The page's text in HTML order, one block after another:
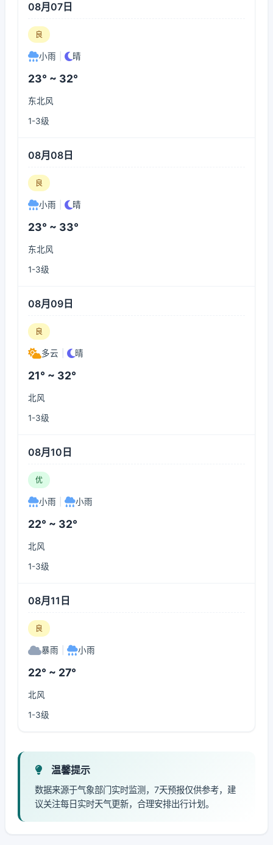
08月07日
良
小雨 晴
23° ~ 32°
东北风
1-3级
08月08日
良
小雨 晴
23° ~ 33°
东北风
1-3级
08月09日
良
多云 晴
21° ~ 32°
北风
1-3级
08月10日
优
小雨 小雨
22° ~ 32°
北风
1-3级
08月11日
良
暴雨 小雨
22° ~ 27°
北风
1-3级
温馨提示
数据来源于气象部门实时监测，7天预报仅供参考，建
议关注每日实时天气更新，合理安排出行计划。